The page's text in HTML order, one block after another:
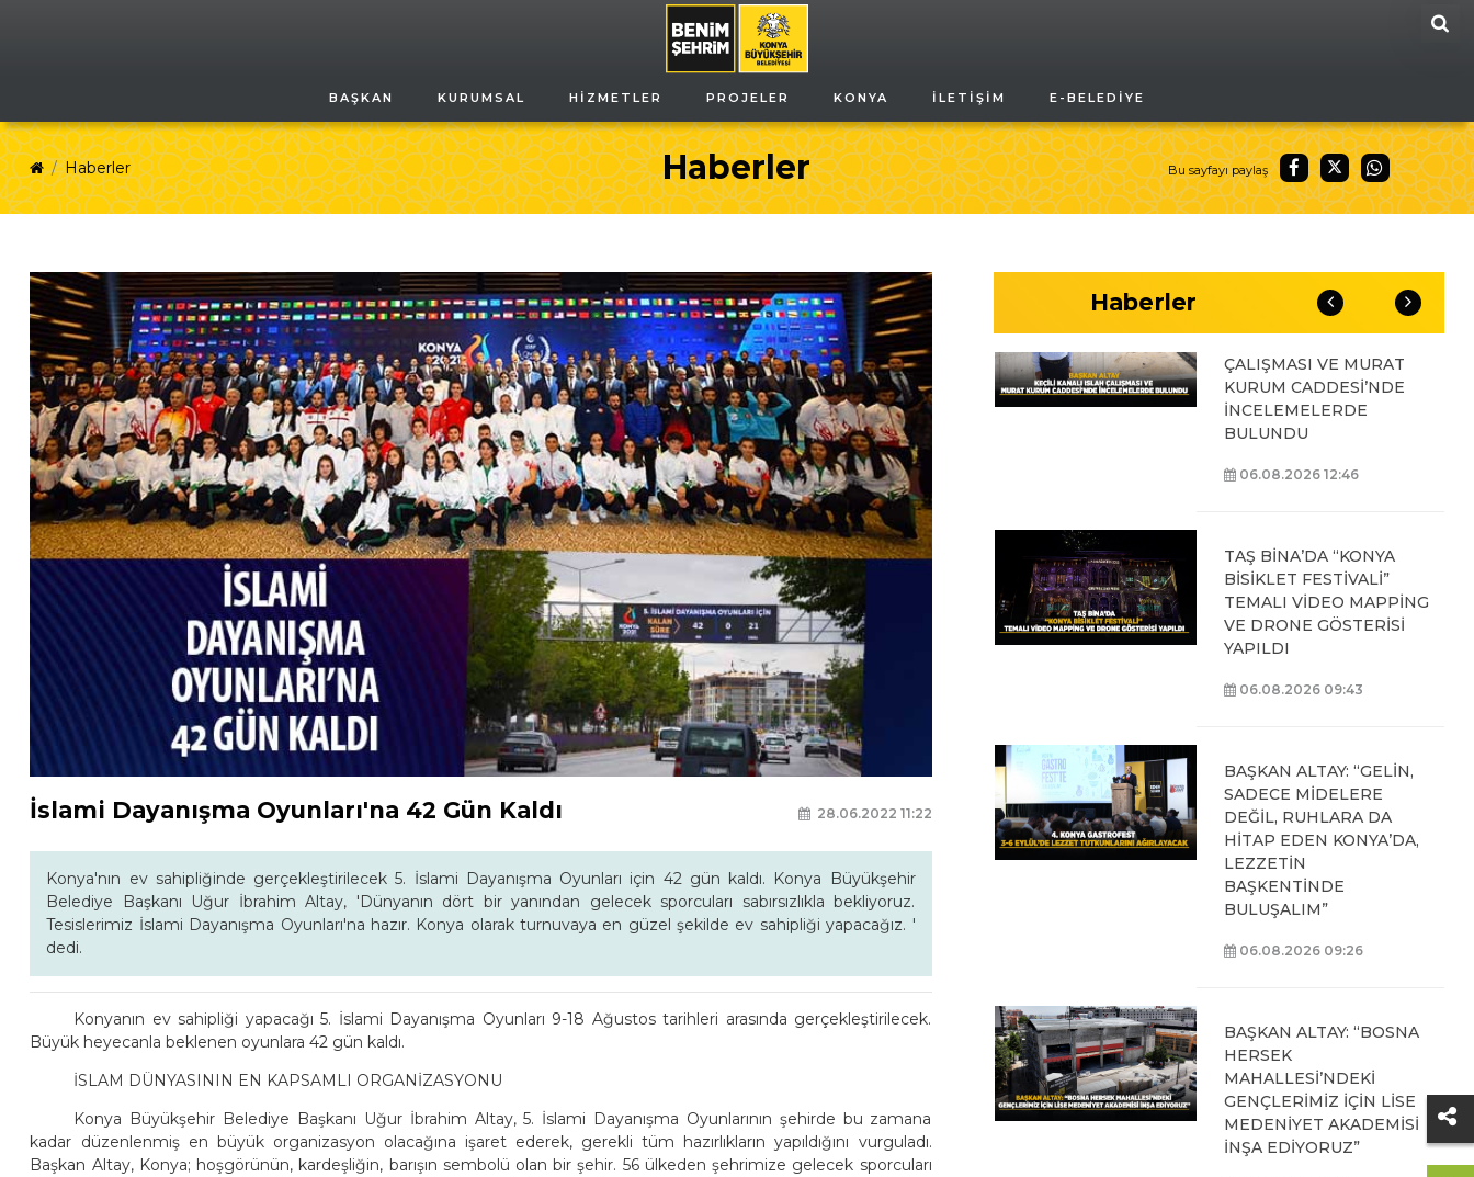
BAŞKAN KURUMSAL HIZMETLER PROJELER KONYA İLETIŞIM E-BELEDIYE
Haberler
Haberler Bu sayfayı paylaş
İslami Dayanışma Oyunları'na 42 Gün Kaldı 28.06.2022 11:22
Konya'nın ev sahipliğinde gerçekleştirilecek 5. İslami Dayanışma Oyunları için 42 gün kaldı. Konya Büyükşehir
Belediye Başkanı Uğur İbrahim Altay, 'Dünyanın dört bir yanından gelecek sporcuları sabırsızlıkla bekliyoruz.
Tesislerimiz İslami Dayanışma Oyunları'na hazır. Konya olarak turnuvaya en güzel şekilde ev sahipliği yapacağız. '
dedi.
Konyanın ev sahipliği yapacağı 5. İslami Dayanışma Oyunları 9-18 Ağustos tarihleri arasında gerçekleştirilecek.
Büyük heyecanla beklenen oyunlara 42 gün kaldı.
İSLAM DÜNYASININ EN KAPSAMLI ORGANİZASYONU
Konya Büyükşehir Belediye Başkanı Uğur İbrahim Altay, 5. İslami Dayanışma Oyunlarının şehirde bu zamana
kadar düzenlenmiş en büyük organizasyon olacağına işaret ederek, gerekli tüm hazırlıkların yapıldığını vurguladı.
Başkan Altay, Konya; hoşgörünün, kardeşliğin, barışın sembolü olan bir şehir. 56 ülkeden şehrimize gelecek sporcuları
Haberler
OYUNLARI’NIN FİNAL
TURUNDA
ÖĞRENCİLERİN
HEYECANINI PAYLAŞTI
BAŞKAN ALTAY, KEÇİLİ
ÇALIŞMASI VE MURAT
KURUM CADDESİ’NDE
İNCELEMELERDE
BULUNDU
06.08.2026 12:46
TAŞ BİNA’DA “KONYA
BİSİKLET FESTİVALİ”
TEMALI VİDEO MAPPİNG
VE DRONE GÖSTERİSİ
YAPILDI
06.08.2026 09:43
BAŞKAN ALTAY: “GELİN,
SADECE MİDELERE
DEĞİL, RUHLARA DA
HİTAP EDEN KONYA’DA,
LEZZETİN
BAŞKENTİNDE
BULUŞALIM”
06.08.2026 09:26
BAŞKAN ALTAY: “BOSNA
HERSEK
MAHALLESİ’NDEKİ
GENÇLERİMİZ İÇİN LİSE
MEDENİYET AKADEMİSİ
İNŞA EDİYORUZ”